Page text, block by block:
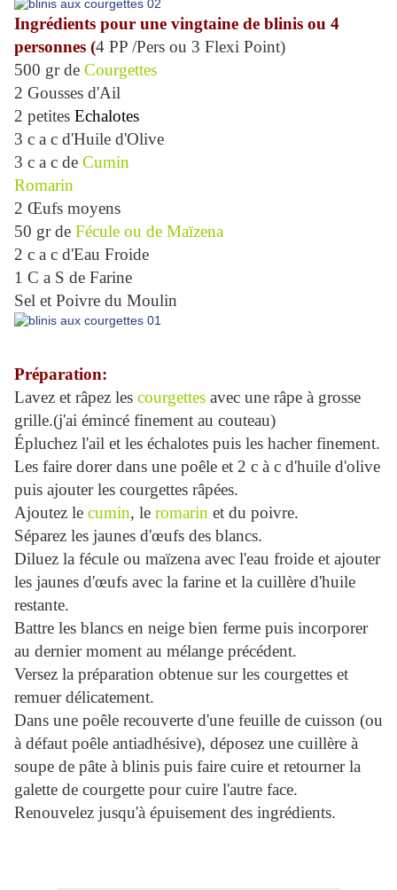
Ingrédients pour une vingtaine de blinis ou 4
personnes (4 PP /Pers ou 3 Flexi Point)
500 gr de Courgettes
2 Gousses d'Ail
2 petites Echalotes
3 c a c d'Huile d'Olive
3 c a c de Cumin
Romarin
2 Œufs moyens
50 gr de Fécule ou de Maïzena
2 c a c d'Eau Froide
1 C a S de Farine
Sel et Poivre du Moulin
Préparation:
Lavez et râpez les courgettes avec une râpe à grosse
grille.(j'ai émincé finement au couteau)
Épluchez l'ail et les échalotes puis les hacher finement.
Les faire dorer dans une poêle et 2 c à c d'huile d'olive
puis ajouter les courgettes râpées.
Ajoutez le cumin, le romarin et du poivre.
Séparez les jaunes d'œufs des blancs.
Diluez la fécule ou maïzena avec l'eau froide et ajouter
les jaunes d'œufs avec la farine et la cuillère d'huile
restante.
Battre les blancs en neige bien ferme puis incorporer
au dernier moment au mélange précédent.
Versez la préparation obtenue sur les courgettes et
remuer délicatement.
Dans une poêle recouverte d'une feuille de cuisson (ou
à défaut poêle antiadhésive), déposez une cuillère à
soupe de pâte à blinis puis faire cuire et retourner la
galette de courgette pour cuire l'autre face.
Renouvelez jusqu'à épuisement des ingrédients.